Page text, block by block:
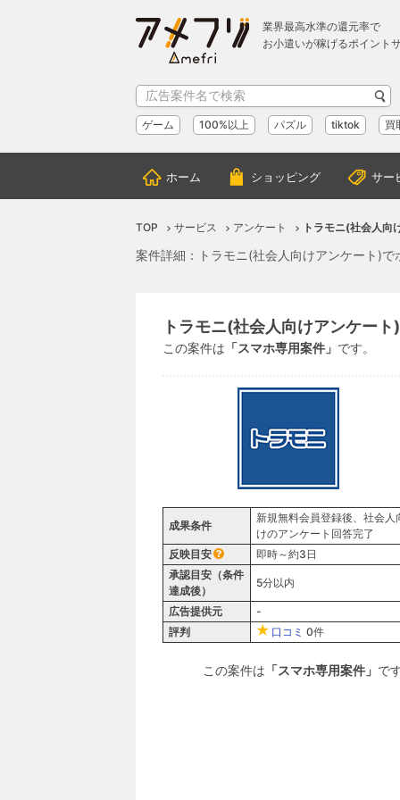
業界最高水準の還元率で
お小遣いが稼げるポイント
ゲーム 100%以上 パズル tiktok 買
ホーム ショッピング サー
TOP サービス アンケート トラモニ(社会人向
案件詳細：トラモニ(社会人向けアンケート)で
トラモニ(社会人向けアンケート)
この案件は 「スマホ専用案件」 です。
成果条件
新規無料会員登録後、社会人
けのアンケート回答完了
反映目安
即時～約3日
承認目安（条件
達成後）
5分以内
広告提供元
-
評判
口コミ 0件
この案件は 「スマホ専用案件」 で